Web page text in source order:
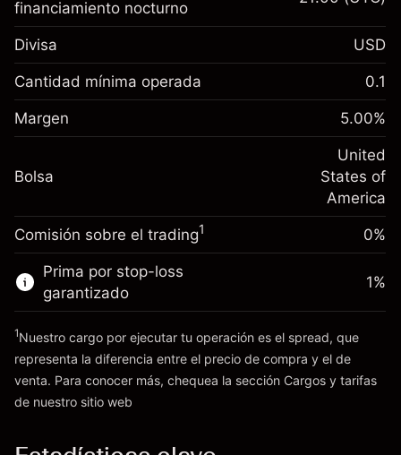
$1,000.00
Ajuste de financiamiento
nocturno
Cargos por el valor total de la
posición
%
(-$4.32)
Tamaño de la operación con apalancamiento
~$20,000.00
$19,000.00
Ir a la plataforma
Margen. Tu inversión
$1,000.00
Ajuste de financiamiento
-0.000626
%
(-$0.13)
Tamaño de la operación con apalancamiento
~$20,000.00
Dinero del apalancamiento ~ $
financiamiento nocturno
Divisa USD
Cantidad mínima operada 0.1
Margen 5.00%
Bolsa
United
States of
America
Comisión sobre el trading1 0%
Prima por stop-loss
garantizado
Cargos
1%
1Nuestro cargo por ejecutar tu operación es el spread, que
representa la diferencia entre el precio de compra y el de
venta. Para conocer más, chequea la sección Cargos y tarifas
de nuestro sitio web